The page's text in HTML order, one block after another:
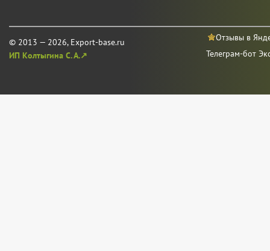
© 2013 — 2026, Export-base.ru
ИП Колтыгина С. А.↗
Отзывы в
Телеграм-бот